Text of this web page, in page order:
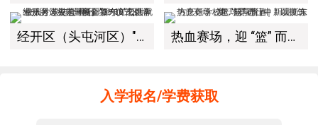
经开区（头屯河区）"3+10"公共就业服务进校园暨新疆新东方烹饪学校人才双选会+校企签约仪式圆满举行 热血赛场，迎 “篮” 而上｜新疆新东方烹饪学校篮球赛进行中！以技筑梦，乐享青春
入学报名/学费获取